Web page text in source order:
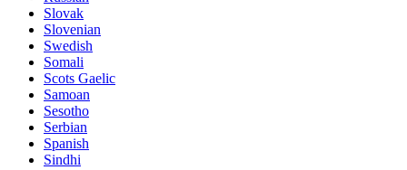
Slovak
Slovenian
Swedish
Somali
Scots Gaelic
Samoan
Sesotho
Serbian
Spanish
Sindhi